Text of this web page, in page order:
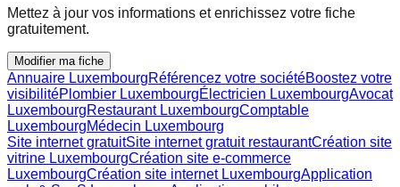
Mettez à jour vos informations et enrichissez votre fiche
gratuitement.
Modifier ma fiche
Annuaire LuxembourgRéférencez votre sociétéBoostez votre
visibilitéPlombier LuxembourgÉlectricien LuxembourgAvocat
LuxembourgRestaurant LuxembourgComptable
LuxembourgMédecin Luxembourg
Site internet gratuitSite internet gratuit restaurantCréation site
vitrine LuxembourgCréation site e-commerce
LuxembourgCréation site internet LuxembourgApplication